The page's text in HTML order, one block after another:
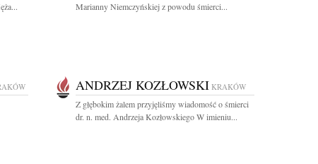
Marianny Niemczyńskiej z powodu śmierci...
ANDRZEJ KOZŁOWSKI KRAKÓW
Z głębokim żalem przyjęliśmy wiadomość o śmierci
dr. n. med. Andrzeja Kozłowskiego W imieniu...